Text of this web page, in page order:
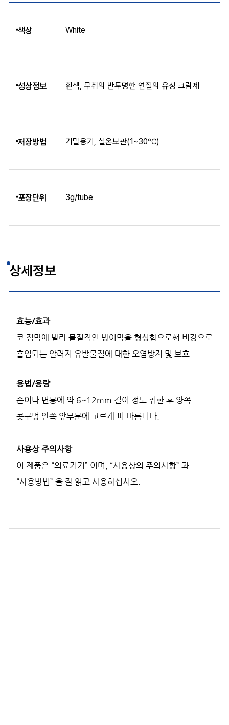
색상 White
성상정보 흰색, 무취의 반투명한 연질의 유성 크림제
저장방법 기밀용기, 실온보관(1~30℃)
포장단위 3g/tube
상세정보
효능/효과
코 점막에 발라 물질적인 방어막을 형성함으로써 비강으로
흡입되는 알러지 유발물질에 대한 오염방지 및 보호
용법/용량
손이나 면봉에 약 6~12mm 길이 정도 취한 후 양쪽
콧구멍 안쪽 앞부분에 고르게 펴 바릅니다.
사용상 주의사항
이 제품은 “의료기기” 이며, “사용상의 주의사항” 과
“사용방법” 을 잘 읽고 사용하십시오.